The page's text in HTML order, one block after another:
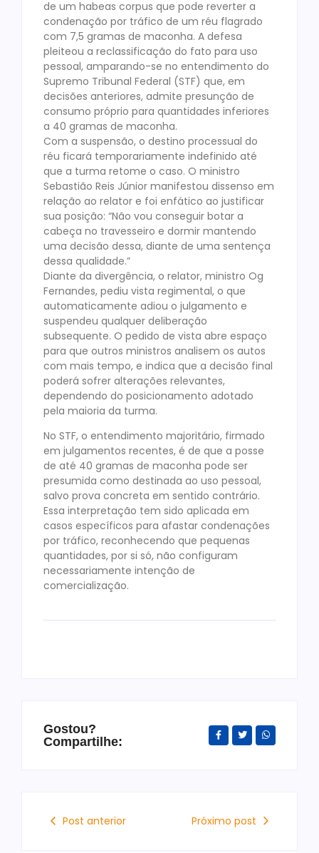
de um habeas corpus que pode reverter a
condenação por tráfico de um réu flagrado
com 7,5 gramas de maconha. A defesa
pleiteou a reclassificação do fato para uso
pessoal, amparando-se no entendimento do
Supremo Tribunal Federal (STF) que, em
decisões anteriores, admite presunção de
consumo próprio para quantidades inferiores
a 40 gramas de maconha.
Com a suspensão, o destino processual do
réu ficará temporariamente indefinido até
que a turma retome o caso. O ministro
Sebastião Reis Júnior manifestou dissenso em
relação ao relator e foi enfático ao justificar
sua posição: “Não vou conseguir botar a
cabeça no travesseiro e dormir mantendo
uma decisão dessa, diante de uma sentença
dessa qualidade.”
Diante da divergência, o relator, ministro Og
Fernandes, pediu vista regimental, o que
automaticamente adiou o julgamento e
suspendeu qualquer deliberação
subsequente. O pedido de vista abre espaço
para que outros ministros analisem os autos
com mais tempo, e indica que a decisão final
poderá sofrer alterações relevantes,
dependendo do posicionamento adotado
pela maioria da turma.
No STF, o entendimento majoritário, firmado
em julgamentos recentes, é de que a posse
de até 40 gramas de maconha pode ser
presumida como destinada ao uso pessoal,
salvo prova concreta em sentido contrário.
Essa interpretação tem sido aplicada em
casos específicos para afastar condenações
por tráfico, reconhecendo que pequenas
quantidades, por si só, não configuram
necessariamente intenção de
comercialização.
Gostou?
Compartilhe:
Post anterior Próximo post